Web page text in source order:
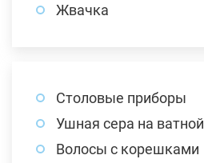
Жвачка
Столовые приборы
Ушная сера на
Волосы с корешками